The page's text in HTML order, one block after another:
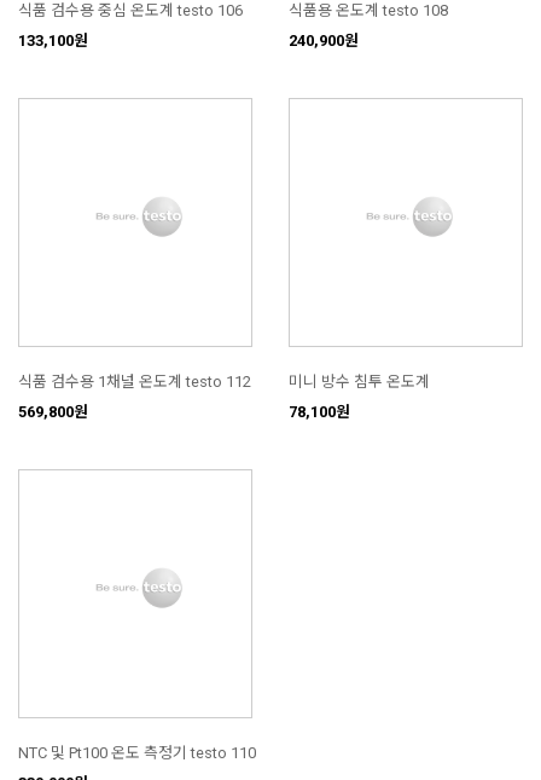
식품 검수용 중심 온도계 testo 106
133,100원
식품용 온도계 testo 108
240,900원
식품 검수용 1채널 온도계 testo 112
569,800원
미니 방수 침투 온도계
78,100원
NTC 및 Pt100 온도 측정기 testo 110